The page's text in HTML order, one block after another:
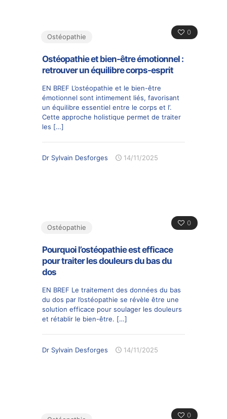
0
Ostéopathie
Ostéopathie et bien-être émotionnel :
retrouver un équilibre corps-esprit
EN BREF L’ostéopathie et le bien-être
émotionnel sont intimement liés, favorisant
un équilibre essentiel entre le corps et l’.
Cette approche holistique permet de traiter
les […]
Dr Sylvain Desforges 14/11/2025
0
Ostéopathie
Pourquoi l’ostéopathie est efficace
pour traiter les douleurs du bas du
dos
EN BREF Le traitement des données du bas
du dos par l’ostéopathie se révèle être une
solution efficace pour soulager les douleurs
et rétablir le bien-être. […]
Dr Sylvain Desforges 14/11/2025
0